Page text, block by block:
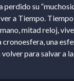
perdido su
a Tiempo.
mitad reloj,
una
para salvar a